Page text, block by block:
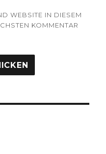
WEBSITE IN DIESEM
KOMMENTAR